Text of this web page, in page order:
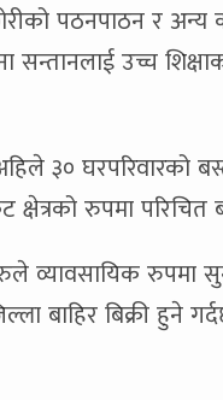
पठनपाठन र
उच्च
३० घरपरिवारको
क्षेत्रको रुपमा
रुपमा
बाहिर बिक्री हुने